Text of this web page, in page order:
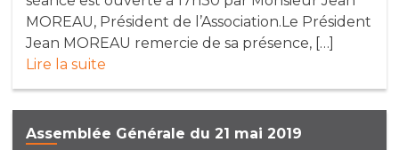
MOREAU, Président de l’Association.Le Président
Jean MOREAU remercie de sa présence, […]
Lire la suite
Assemblée Générale du 21 mai 2019